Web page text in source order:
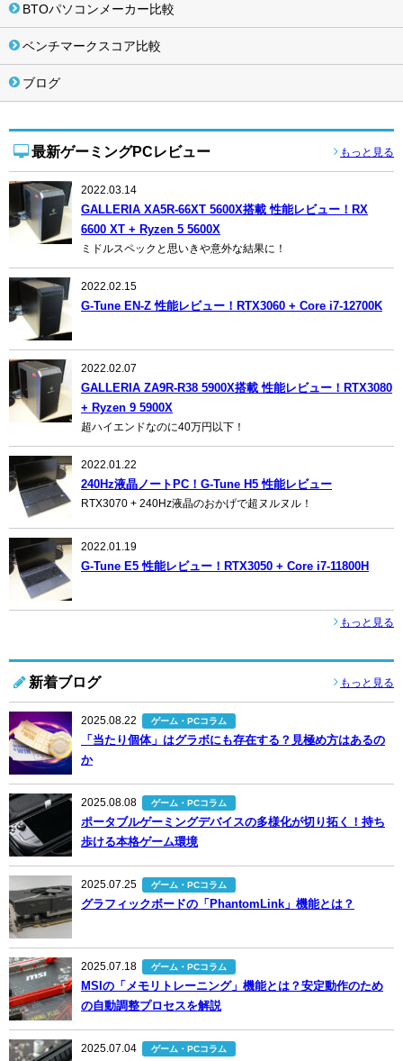
BTOパソコンメーカー比較
ベンチマークスコア比較
ブログ
最新ゲーミングPCレビュー もっと見る
2022.03.14
GALLERIA XA5R-66XT 5600X搭載 性能レビュー！RX
6600 XT + Ryzen 5 5600X
ミドルスペックと思いきや意外な結果に！
2022.02.15
G-Tune EN-Z 性能レビュー！RTX3060 + Core i7-12700K
2022.02.07
GALLERIA ZA9R-R38 5900X搭載 性能レビュー！RTX3080
+ Ryzen 9 5900X
超ハイエンドなのに40万円以下！
2022.01.22
240Hz液晶ノートPC！G-Tune H5 性能レビュー
RTX3070 + 240Hz液晶のおかげで超ヌルヌル！
2022.01.19
G-Tune E5 性能レビュー！RTX3050 + Core i7-11800H
もっと見る
新着ブログ もっと見る
2025.08.22 ゲーム・PCコラム
「当たり個体」はグラボにも存在する？見極め方はあるの
か
2025.08.08 ゲーム・PCコラム
ポータブルゲーミングデバイスの多様化が切り拓く！持ち
歩ける本格ゲーム環境
2025.07.25 ゲーム・PCコラム
グラフィックボードの「PhantomLink」機能とは？
2025.07.18 ゲーム・PCコラム
MSIの「メモリトレーニング」機能とは？安定動作のため
の自動調整プロセスを解説
2025.07.04 ゲーム・PCコラム